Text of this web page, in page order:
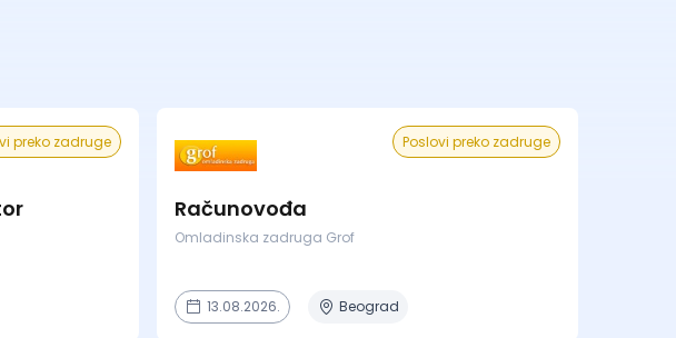
preko zadruge Poslovi preko zadruge
Računovođa
Omladinska zadruga Grof
13.08.2026. Beograd